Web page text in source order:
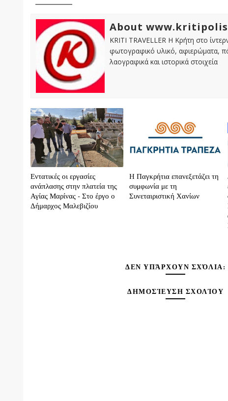
About
KRITI TRAVELLER Η Κρήτη στο
φωτογραφικό υλικό, αφιερώματα,
λαογραφικά και ιστορικά στοιχεία
Εντατικές οι εργασίες
ανάπλασης στην πλατεία της
Αγίας Μαρίνας - Στο έργο ο
Δήμαρχος Μαλεβιζίου
H Παγκρήτια επανεξετάζει τη
συμφωνία με τη
Συνεταιριστική Χανίων
ΔΕΝ ΥΠΆΡΧΟΥΝ ΣΧΌΛΙΑ:
ΔΗΜΟΣΊΕΥΣΗ ΣΧΟΛΊΟΥ